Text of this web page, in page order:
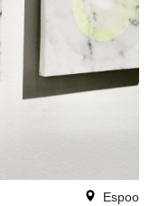
Espoo